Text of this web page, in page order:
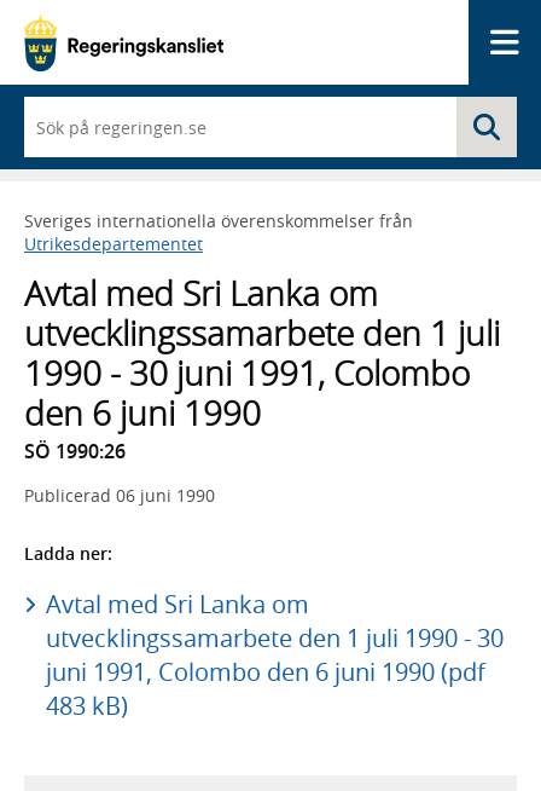
du
börjar
skriva
framträder
en
med
sökförslag
Sveriges internationella överenskommelser från
Utrikesdepartementet
Avtal med Sri Lanka om
utvecklingssamarbete den 1 juli
1990 - 30 juni 1991, Colombo
den 6 juni 1990
SÖ 1990:26
Publicerad 06 juni 1990
Ladda ner:
Avtal med Sri Lanka om
utvecklingssamarbete den 1 juli 1990 - 30
juni 1991, Colombo den 6 juni 1990 (pdf
483 kB)